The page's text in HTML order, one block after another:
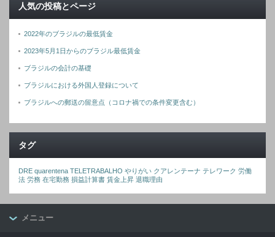
人気の投稿とページ
2022年のブラジルの最低賃金
2023年5月1日からのブラジル最低賃金
ブラジルの会計の基礎
ブラジルにおける外国人登録について
ブラジルへの郵送の留意点（コロナ禍での条件変更含む）
タグ
DRE quarentena TELETRABALHO やりがい クアレンテーナ テレワーク 労働
法 労務 在宅勤務 損益計算書 賃金上昇 退職理由
メニュー